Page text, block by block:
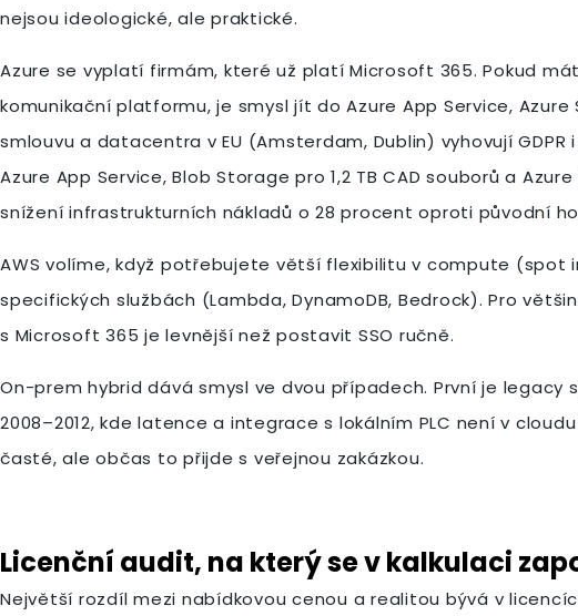
nejsou ideologické, ale praktické.
Azure se vyplatí firmám, které už platí Microsoft 365. Pokud
komunikační platformu, je smysl jít do Azure App Service,
smlouvu a datacentra v EU (Amsterdam, Dublin) vyhovují
Azure App Service, Blob Storage pro 1,2 TB CAD souborů a
snížení infrastrukturních nákladů o 28 procent oproti původní
AWS volíme, když potřebujete větší flexibilitu v compute (spot
specifických službách (Lambda, DynamoDB, Bedrock). Pro
s Microsoft 365 je levnější než postavit SSO ručně.
On-prem hybrid dává smysl ve dvou případech. První je
2008–2012, kde latence a integrace s lokálním PLC není v
časté, ale občas to přijde s veřejnou zakázkou.
Licenční audit, na který se v kalkulaci
Největší rozdíl mezi nabídkovou cenou a realitou bývá v